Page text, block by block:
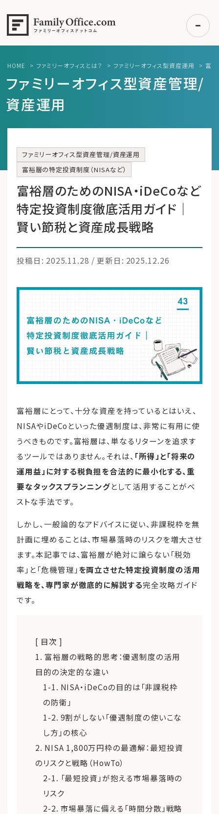
初めての方へ
ご利用の流れ・プラン
事例紹介
エキスパート一覧
無料講座
コラム
利用者の声
無料ご相談 ログイン
運営会社
関連書籍
HOME > ファミリーオフィスとは？ > ファミリーオフィス型資産運用 > 富
ファミリーオフィス型資産管理/
資産運用
ファミリーオフィス型資産管理/資産運用
富裕層の特定投資制度（NISAなど）
富裕層のためのNISA・iDeCoなど
特定投資制度徹底活用ガイド｜
賢い節税と資産成長戦略
投稿日: 2025.11.28 / 更新日: 2025.12.26
富裕層にとって、十分な資産を持っているとはいえ、
NISAやiDeCoといった優遇制度は、非常に有用に使
うべきものです。富裕層は、単なるリターンを追求す
るツールではありません。それは、 「所得」と「将来の
運用益」に対する税負担を合法的に最小化する、重
要なタックスプランニングとして活用することがベ
ストな手法です。
しかし、一般論的なアドバイスに従い、非課税枠を無
計画に埋めることは、市場暴落時のリスクを増大させ
ます。本記事では、富裕層が絶対に譲らない「税効
率」と「危機管理」を両立させた特定投資制度の活用
戦略を、専門家が徹底的に解説する完全攻略ガイド
です。
[ 目次 ]
1. 富裕層の戦略的思考：優遇制度の活用
目的の決定的な違い
1-1. NISA・iDeCoの目的は「非課税枠
の防衛」
1-2. 9割がしない「優遇制度の使いこな
し方」の核心
2. NISA 1,800万円枠の最適解：最短投資
のリスクと戦略（HowTo）
2-1. 「最短投資」が抱える市場暴落時の
リスク
2-2. 市場暴落に備える「時間分散」戦略